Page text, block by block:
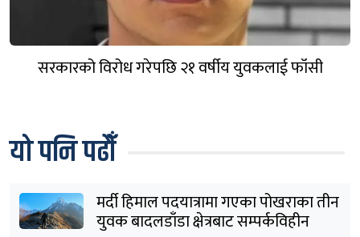
सरकारको विरोध गरेपछि २१ वर्षीय युवकलाई फाँसी
यो पनि पढौँ
मर्दी हिमाल पदयात्रामा गएका पोखराका तीन
युवक बादलडाँडा क्षेत्रबाट सम्पर्कविहीन